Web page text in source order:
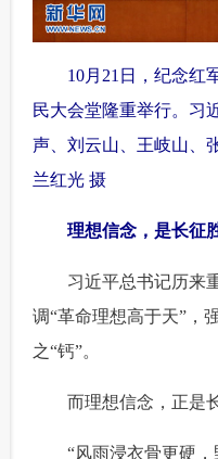
10月21日，纪念红
民大会堂隆重举行。习
声、刘云山、王岐山、
兰红光 摄
理想信念，是长征
习近平总书记历来重
调“革命理想高于天”，
之“钙”。
而理想信念，正是长
“风雨浸衣骨更硬，